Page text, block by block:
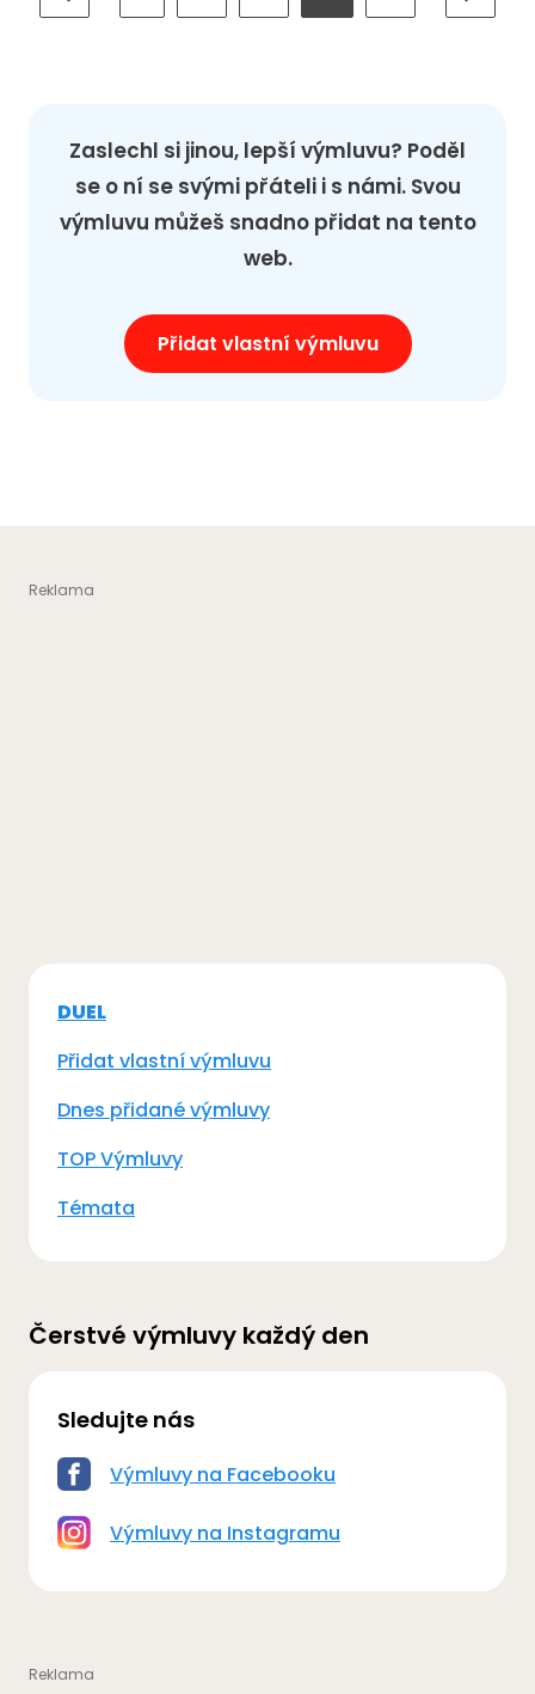
Zaslechl si jinou, lepší výmluvu? Poděl
se o ní se svými přáteli i s námi. Svou
výmluvu můžeš snadno přidat na tento
web.
Přidat vlastní výmluvu
DUEL
Přidat vlastní výmluvu
Dnes přidané výmluvy
TOP Výmluvy
Témata
Čerstvé výmluvy každý den
Sledujte nás
Výmluvy na Facebooku
Výmluvy na Instagramu